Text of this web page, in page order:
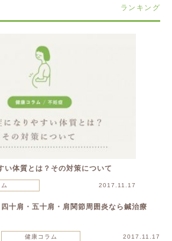
ランキング
い体質とは？その対策について
2017.11.17
四十肩・五十肩・肩関節周囲炎なら鍼治療
健康コラム 2017.11.17